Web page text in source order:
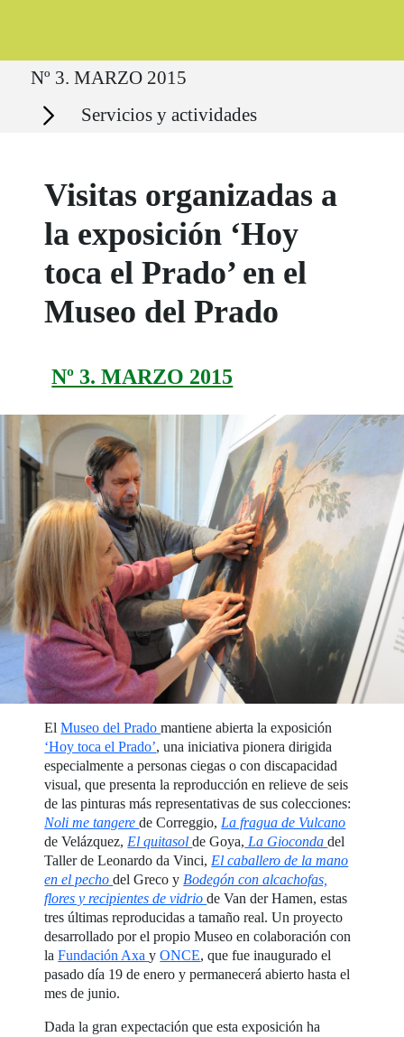
Ruta del sitio
Nº 3. MARZO 2015
Secciones Servicios y actividades
Visitas organizadas a
la exposición ‘Hoy
toca el Prado’ en el
Museo del Prado
Nº 3. MARZO 2015
ElMuseo del Pradomantiene abierta la exposición
‘Hoy toca el Prado’, una iniciativa pionera dirigida
especialmente a personas ciegas o con discapacidad
visual, que presenta la reproducción en relieve de seis
de las pinturas más representativas de sus colecciones:
Noli me tangerede Correggio, La fragua de Vulcano
de Velázquez, El quitasolde Goya, La Giocondadel
Taller de Leonardo da Vinci, El caballero de la mano
en el pechodel Greco y Bodegón con alcachofas,
flores y recipientes de vidriode Van der Hamen, estas
tres últimas reproducidas a tamaño real. Un proyecto
desarrollado por el propio Museo en colaboración con
laFundación AxayONCE, que fue inaugurado el
pasado día 19 de enero y permanecerá abierto hasta el
mes de junio.
Dada la gran expectación que esta exposición ha